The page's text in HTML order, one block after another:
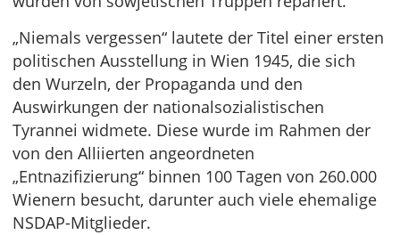
„Niemals vergessen“ lautete der Titel einer ersten
politischen Ausstellung in Wien 1945, die sich
den Wurzeln, der Propaganda und den
Auswirkungen der nationalsozialistischen
Tyrannei widmete. Diese wurde im Rahmen der
von den Alliierten angeordneten
„Entnazifizierung“ binnen 100 Tagen von 260.000
Wienern besucht, darunter auch viele ehemalige
NSDAP-Mitglieder.